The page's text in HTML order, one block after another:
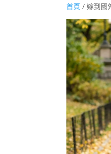
首頁 / 嫁到國